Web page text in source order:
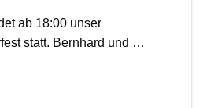
ab 18:00 unser
statt. Bernhard und …